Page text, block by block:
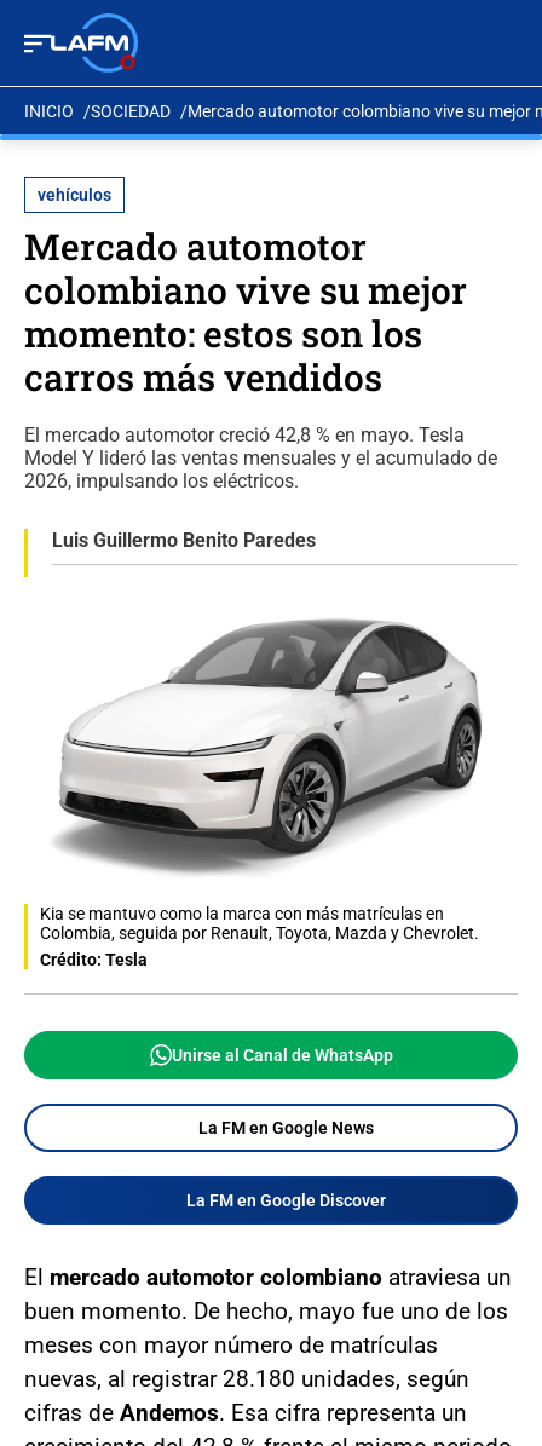
INICIO SOCIEDAD Mercado automotor colombiano vive su mejor
vehículos
Mercado automotor
colombiano vive su mejor
momento: estos son los
carros más vendidos
El mercado automotor creció 42,8 % en mayo. Tesla
Model Y lideró las ventas mensuales y el acumulado de
2026, impulsando los eléctricos.
Luis Guillermo Benito Paredes
Kia se mantuvo como la marca con más matrículas en
Colombia, seguida por Renault, Toyota, Mazda y Chevrolet.
Crédito: Tesla
Unirse al Canal de WhatsApp
La FM en Google News
La FM en Google Discover
El mercado automotor colombiano atraviesa un
buen momento. De hecho, mayo fue uno de los
meses con mayor número de matrículas
nuevas, al registrar 28.180 unidades, según
cifras de Andemos. Esa cifra representa un